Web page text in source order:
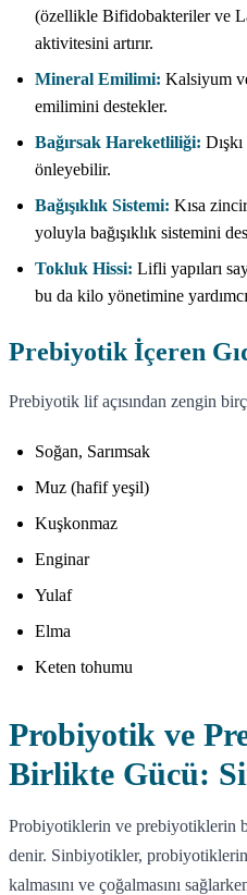
(özellikle Bifidobakteriler ve
aktivitesini artırır.
Mineral Emilimi: Kalsiyum
emilimini destekler.
Bağırsak Hareketliliği:
önleyebilir.
Bağışıklık Sistemi: Kısa
yoluyla bağışıklık sistemini
Tokluk Hissi: Lifli yapıları
bu da kilo yönetimine
Prebiyotik İçeren
Prebiyotik lif açısından zengin
Soğan, Sarımsak
Muz (hafif yeşil)
Kuşkonmaz
Enginar
Yulaf
Elma
Keten tohumu
Probiyotik ve
Birlikte Gücü:
Probiyotiklerin ve prebiyotiklerin
denir. Sinbiyotikler, probiyotiklerin
kalmasını ve çoğalmasını